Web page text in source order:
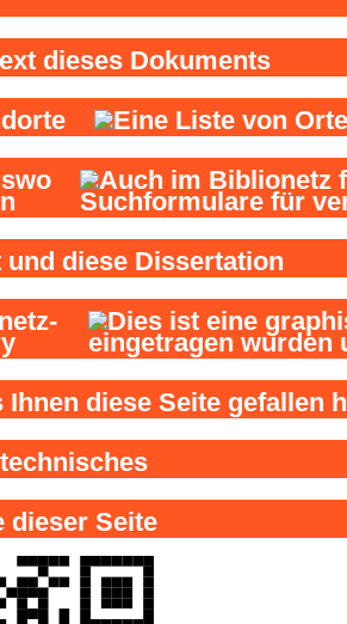
dieses Dokuments
und diese Dissertation
Ihnen diese Seite gefallen
dieser Seite